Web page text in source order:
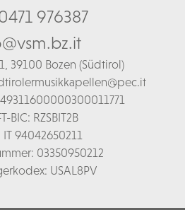
976387
39100 Bozen (Südtirol)
BIC: RZSBIT2B
IT 94042650211
03350950212
USAL8PV